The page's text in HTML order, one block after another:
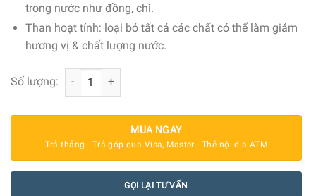
trong nước như đồng, chì.
Than hoạt tính: loại bỏ tất cả các chất có thể làm giảm
hương vị & chất lượng nước.
Số lượng: Bình Lọc Nước Brita Fill & Enjoy 8.2L Bù Khoáng số lượng
MUA NGAY
Trả thẳng - Trả góp qua Visa, Master - Thẻ nội địa ATM
GỌI LẠI TƯ VẤN